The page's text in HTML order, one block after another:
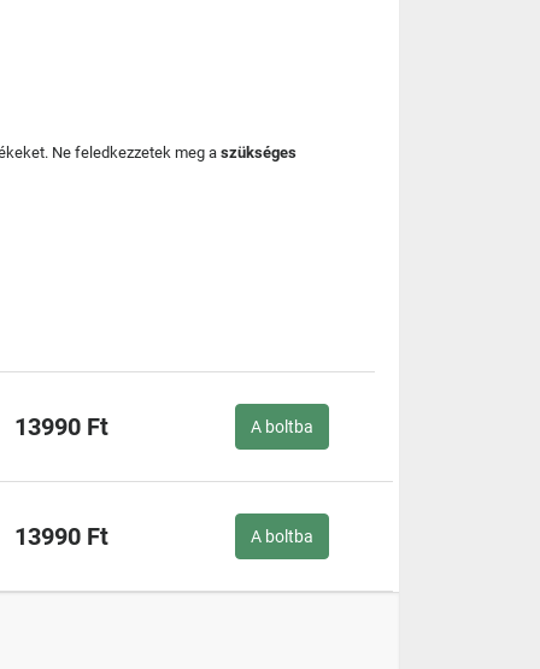
Ne feledkezzetek meg aszükséges
13990 Ft A boltba
13990 Ft A boltba